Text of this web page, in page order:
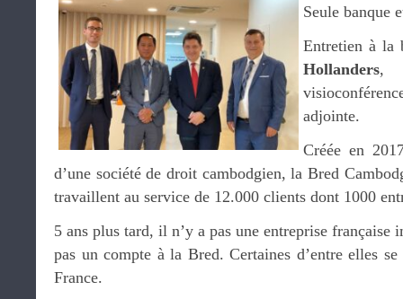
Seule banque
Entretien à la
Hollanders,
adjointe.
Créée en
d’une société de droit cambodgien, la Bred
travaillent au service de 12.000 clients dont 1000
5 ans plus tard, il n’y a pas une entreprise française
pas un compte à la Bred. Certaines d’entre elles
France.